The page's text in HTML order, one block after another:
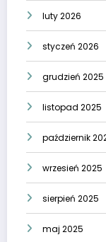
luty 2026
styczeń 2026
grudzień 2025
listopad 2025
październik
wrzesień 2025
sierpień 2025
maj 2025